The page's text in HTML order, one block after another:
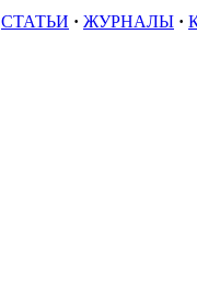
СТАТЬИ · ЖУРНАЛЫ ·